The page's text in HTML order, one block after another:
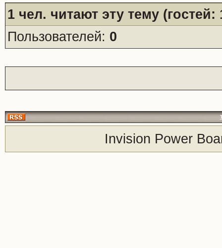
1чел. читают эту тему
Пользователей: 0
Invision Power